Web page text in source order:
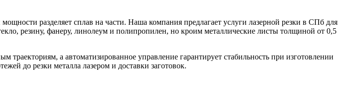
разделяет сплав на части. Наша компания предлагает услуги лазерной резки в СПб для
резину, фанеру, линолеум и полипропилен, но кроим металлические листы толщиной от 0,5
а автоматизированное управление гарантирует стабильность при изготовлении
до резки металла лазером и доставки заготовок.